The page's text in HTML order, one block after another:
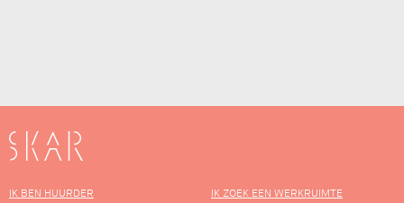
SKAR
IK BEN HUURDER IK ZOEK EEN WERKRUIMTE